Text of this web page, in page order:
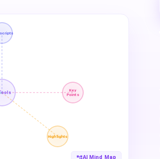
Key
Points
Highlights
AI Mind Map